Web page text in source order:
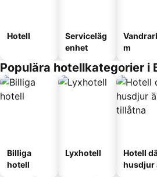
Hotell
Serviceläg
enhet
m
Populära hotellkategorier i
Billiga
hotell
Lyxhotell
Hotell
husdjur